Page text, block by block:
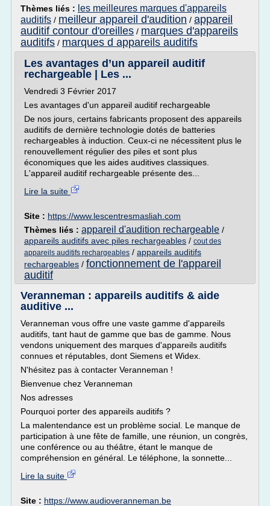
Thèmes liés : les meilleures marques d'appareils
auditifs / meilleur appareil d'audition / appareil
auditif contour d'oreilles / marques d'appareils
auditifs / marques d appareils auditifs
Les avantages d’un appareil auditif
rechargeable | Les ...
Vendredi 3 Février 2017
Les avantages d'un appareil auditif rechargeable
De nos jours, certains fabricants proposent des appareils
auditifs de dernière technologie dotés de batteries
rechargeables à induction. Ceux-ci ne nécessitent plus le
renouvellement régulier des piles et sont plus
économiques que les aides auditives classiques.
L'appareil auditif rechargeable présente des...
Lire la suite
Site : https://www.lescentresmasliah.com
Thèmes liés : appareil d'audition rechargeable /
appareils auditifs avec piles rechargeables / cout des
appareils auditifs rechargeables / appareils auditifs
rechargeables / fonctionnement de l'appareil
auditif
Veranneman : appareils auditifs & aide
auditive ...
Veranneman vous offre une vaste gamme d'appareils
auditifs, tant haut de gamme que bas de gamme. Nous
vendons uniquement des marques d'appareils auditifs
connues et réputables, dont Siemens et Widex.
N'hésitez pas à contacter Veranneman !
Bienvenue chez Veranneman
Nos adresses
Pourquoi porter des appareils auditifs ?
La malentendance est un problème social. Le manque de
participation à une fête de famille, une réunion, un congrès,
une conférence ou au théâtre, étant le manque de
compréhension en général. Le téléphone, la sonnette...
Lire la suite
Site : https://www.audioveranneman.be